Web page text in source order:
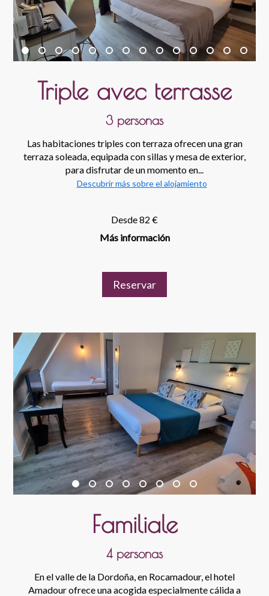
Triple avec terrasse
3 personas
Las habitaciones triples con terraza ofrecen una gran
terraza soleada, equipada con sillas y mesa de exterior,
para disfrutar de un momento en...
Descubrir más sobre el alojamiento
Desde 82 €
Más información
Reservar
Familiale
4 personas
En el valle de la Dordoña, en Rocamadour, el hotel
Amadour ofrece una acogida especialmente cálida a